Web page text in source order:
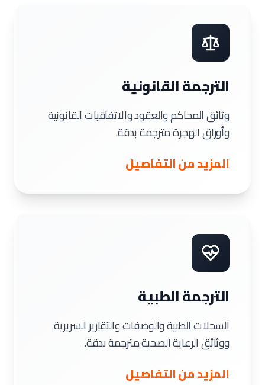
الترجمة القانونية
وثائق المحاكم والعقود والاتفاقيات القانونية
وأوراق الهجرة مترجمة بدقة.
المزيد من التفاصيل
الترجمة الطبية
السجلات الطبية والوصفات والتقارير السريرية
ووثائق الرعاية الصحية مترجمة بدقة.
المزيد من التفاصيل